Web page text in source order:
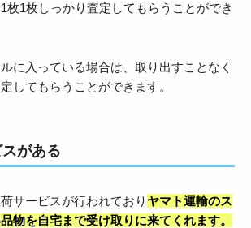
枚1枚しっかり査定してもらうことができ
に入っている場合は、取り出すことなく
してもらうことができます。
がある
サービスが行われており ヤマト運輸のス
物を自宅まで受け取りに来てくれます。